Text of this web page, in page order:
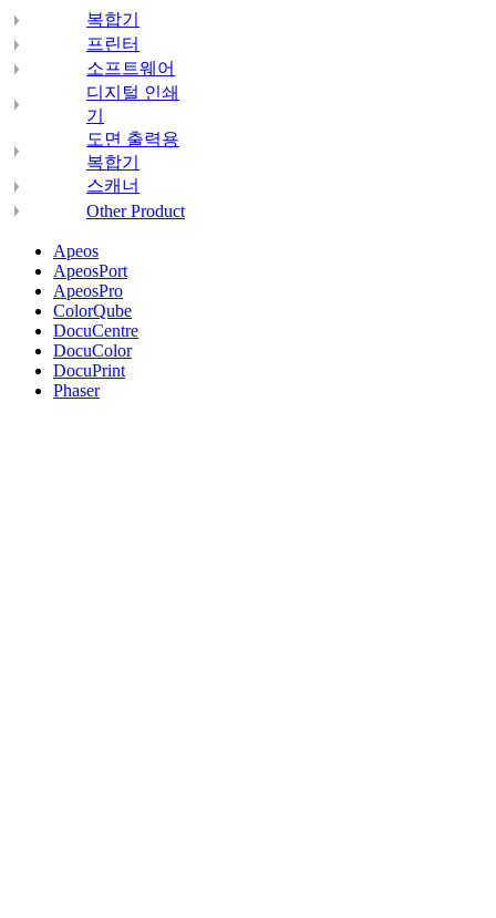
복합기
프린터
소프트웨어
디지털 인쇄
기
도면 출력용
복합기
스캐너
Other Product
Apeos
ApeosPort
ApeosPro
ColorQube
DocuCentre
DocuColor
DocuPrint
Phaser